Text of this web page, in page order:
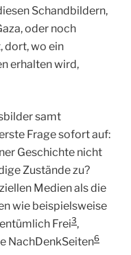
Schandbildern,
oder noch
dort, wo ein
erhalten wird,
samt
Frage sofort auf:
Geschichte nicht
Zustände zu?
Medien als die
wie beispielsweise
Frei3,
NachDenkSeiten6